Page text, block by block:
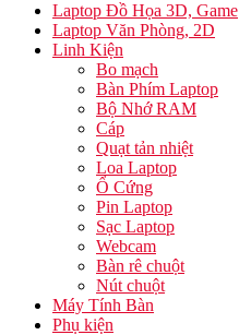
Laptop Đồ Họa 3D, Game
Laptop Văn Phòng, 2D
Linh Kiện
Bo mạch
Bàn Phím Laptop
Bộ Nhớ RAM
Cáp
Quạt tản nhiệt
Loa Laptop
Ổ Cứng
Pin Laptop
Sạc Laptop
Webcam
Bàn rê chuột
Nút chuột
Máy Tính Bàn
Phụ kiện